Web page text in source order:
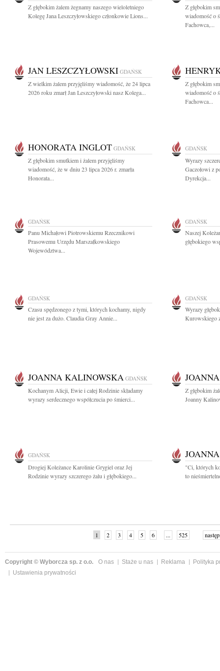
Z głębokim żalem żegnamy naszego wieloletniego
Kolegę Jana Leszczyłowskiego członkowie Lions...
Z głębokim
wiadomość o
Fachowca,...
JAN LESZCZYŁOWSKI GDAŃSK
Z wielkim żalem przyjęliśmy wiadomość, że 24 lipca
2026 roku zmarł Jan Leszczyłowski nasz Kolega...
Z głębokim
wiadomość o
Fachowca...
HONORATA INGLOT GDAŃSK
Z głębokim smutkiem i żalem przyjęliśmy
wiadomość, że w dniu 23 lipca 2026 r. zmarła
Honorata...
GDAŃSK
Wyrazy
Gaczołowi z
Dyrekcja...
GDAŃSK
Panu Michałowi Piotrowskiemu Rzecznikowi
Prasowemu Urzędu Marszałkowskiego
Województwa...
GDAŃSK
Naszej
głębokiego
GDAŃSK
Czasu spędzonego z tymi, których kochamy, nigdy
nie jest za dużo. Claudia Gray Annie...
GDAŃSK
Wyrazy
Kurowskiego
JOANNA KALINOWSKA GDAŃSK
Kochanym Alicji, Ewie i całej Rodzinie składamy
wyrazy serdecznego współczucia po śmierci...
Z głębokim
Joanny
GDAŃSK
Drogiej Koleżance Karolinie Grygiel oraz Jej
Rodzinie wyrazy szczerego żalu i głębokiego...
"Ci, których
to
1 2 3 4 5 6 ... 525
Copyright © Wyborcza sp. z o.o. O nas Staże u nas Reklama
Polityka
Ustawienia prywatności